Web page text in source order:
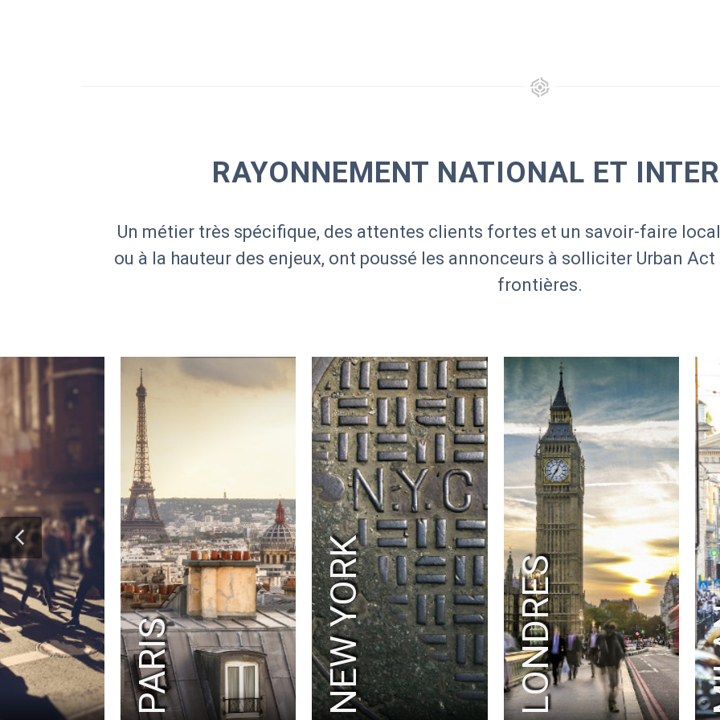
RAYONNEMENT NATIONAL ET
Un métier très spécifique, des attentes clients fortes et un savoir-faire
ou à la hauteur des enjeux, ont poussé les annonceurs à solliciter Urban
frontières.
PARIS NEW YORK LONDRES